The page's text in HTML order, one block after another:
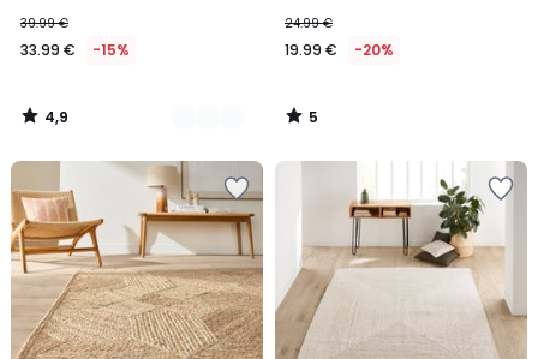
39.99 €
33.99 € -15%
4,9
/
24.99 €
19.99 € -20%
5
/